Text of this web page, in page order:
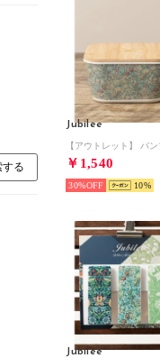
Jubilee
￥1,540
30% 10
Jubilee